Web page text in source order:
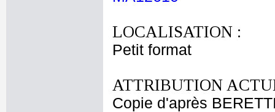
LOCALISATION :
Petit format
ATTRIBUTION
Copie d'après